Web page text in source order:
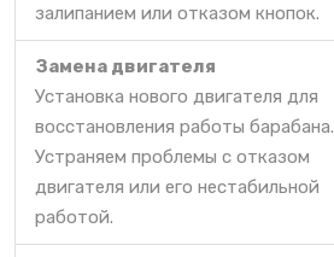
залипанием или отказом кнопок.
Замена двигателя
Установка нового двигателя для
восстановления работы барабана.
Устраняем проблемы с отказом
двигателя или его нестабильной
работой.